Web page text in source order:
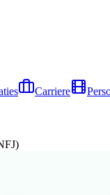
Carriere